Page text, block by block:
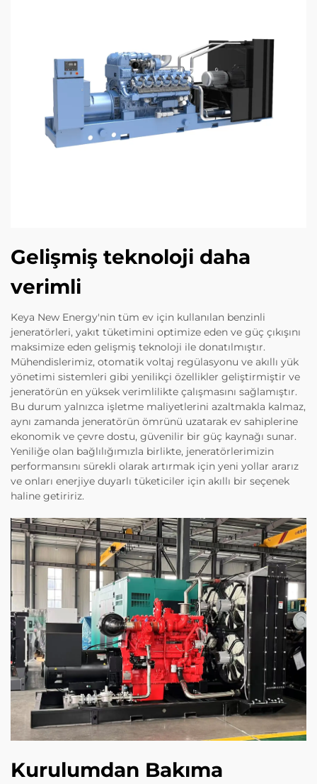
Gelişmiş teknoloji daha
verimli
Keya New Energy'nin tüm ev için kullanılan benzinli
jeneratörleri, yakıt tüketimini optimize eden ve güç çıkışını
maksimize eden gelişmiş teknoloji ile donatılmıştır.
Mühendislerimiz, otomatik voltaj regülasyonu ve akıllı yük
yönetimi sistemleri gibi yenilikçi özellikler geliştirmiştir ve
jeneratörün en yüksek verimlilikte çalışmasını sağlamıştır.
Bu durum yalnızca işletme maliyetlerini azaltmakla kalmaz,
aynı zamanda jeneratörün ömrünü uzatarak ev sahiplerine
ekonomik ve çevre dostu, güvenilir bir güç kaynağı sunar.
Yeniliğe olan bağlılığımızla birlikte, jeneratörlerimizin
performansını sürekli olarak artırmak için yeni yollar ararız
ve onları enerjiye duyarlı tüketiciler için akıllı bir seçenek
haline getiririz.
Kurulumdan Bakıma